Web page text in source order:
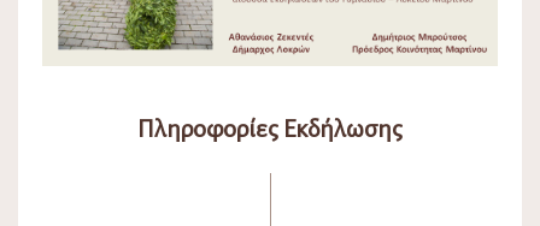
Πληροφορίες Εκδήλωσης